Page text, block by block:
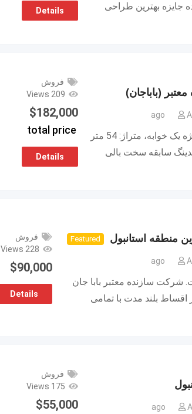
جایزه بهترین طراحی
Details
(باباجان)
پیش فروش یک خوابه با شرایط ویژه یک خوابه، متراژ: 54 متر
سابقه سخت بالی
فروش
209 Views
$182,000
total price
Details
منطقه استانبول Featured
شرکت سازنده معتبر بابا جان
مابقی در اقساط بلند مدت با تمامی
فروش
228 Views
$90,000
Details
فروش
175 Views
$55,000